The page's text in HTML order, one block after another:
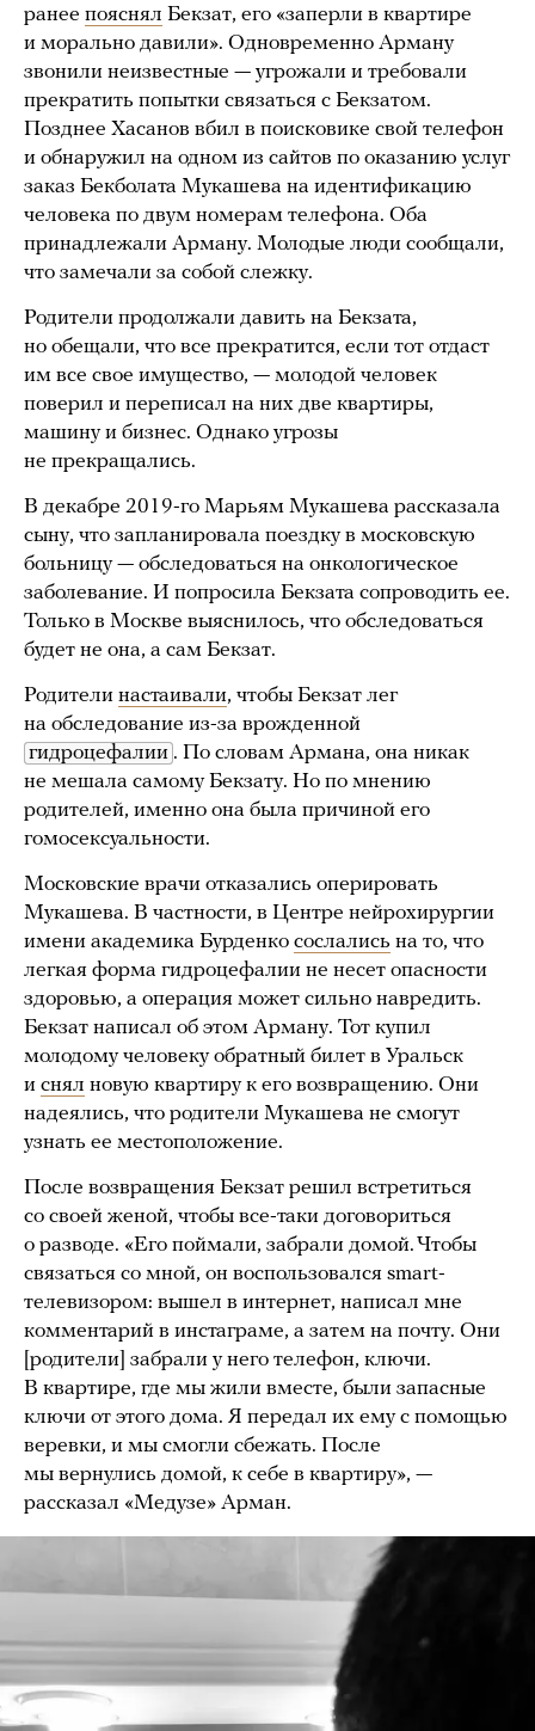
ранее пояснял Бекзат, его «заперли в квартире
и морально давили». Одновременно Арману
звонили неизвестные — угрожали и требовали
прекратить попытки связаться с Бекзатом.
Позднее Хасанов вбил в поисковике свой телефон
и обнаружил на одном из сайтов по оказанию услуг
заказ Бекболата Мукашева на идентификацию
человека по двум номерам телефона. Оба
принадлежали Арману. Молодые люди сообщали,
что замечали за собой слежку.
Родители продолжали давить на Бекзата,
но обещали, что все прекратится, если тот отдаст
им все свое имущество, — молодой человек
поверил и переписал на них две квартиры,
машину и бизнес. Однако угрозы
не прекращались.
В декабре 2019-го Марьям Мукашева рассказала
сыну, что запланировала поездку в московскую
больницу — обследоваться на онкологическое
заболевание. И попросила Бекзата сопроводить ее.
Только в Москве выяснилось, что обследоваться
будет не она, а сам Бекзат.
Родители настаивали, чтобы Бекзат лег
на обследование из-за врожденной
гидроцефалии . По словам Армана, она никак
не мешала самому Бекзату. Но по мнению
родителей, именно она была причиной его
гомосексуальности.
Московские врачи отказались оперировать
Мукашева. В частности, в Центре нейрохирургии
имени академика Бурденко сослались на то, что
легкая форма гидроцефалии не несет опасности
здоровью, а операция может сильно навредить.
Бекзат написал об этом Арману. Тот купил
молодому человеку обратный билет в Уральск
и снял новую квартиру к его возвращению. Они
надеялись, что родители Мукашева не смогут
узнать ее местоположение.
После возвращения Бекзат решил встретиться
со своей женой, чтобы все-таки договориться
о разводе. «Его поймали, забрали домой. Чтобы
связаться со мной, он воспользовался smart-
телевизором: вышел в интернет, написал мне
комментарий в инстаграме, а затем на почту. Они
[родители] забрали у него телефон, ключи.
В квартире, где мы жили вместе, были запасные
ключи от этого дома. Я передал их ему с помощью
веревки, и мы смогли сбежать. После
мы вернулись домой, к себе в квартиру», —
рассказал «Медузе» Арман.